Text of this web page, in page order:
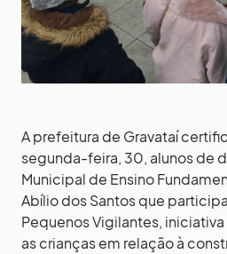
A prefeitura de Gravataí
segunda-feira, 30, alunos de
Municipal de Ensino
Abílio dos Santos que
Pequenos Vigilantes,
as crianças em relação à